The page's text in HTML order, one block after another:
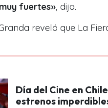
fuertes» , dijo.
reveló que La
Día del Cine en
estrenos